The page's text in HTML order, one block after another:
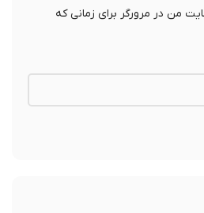
در مرورگر برای زمانی که